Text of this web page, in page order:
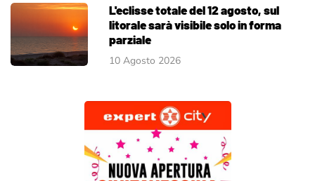
L'eclisse totale del 12 agosto, sul
litorale sarà visibile solo in forma
parziale
10 Agosto 2026